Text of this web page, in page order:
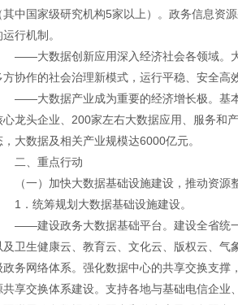
其中国家级研究机构5家以上）。政务信息资
运行机制。
——大数据创新应用深入经济社会各领域。
方协作的社会治理新模式，运行平稳、安全高
——大数据产业成为重要的经济增长极。基
心龙头企业、200家左右大数据应用、服务和
，大数据及相关产业规模达6000亿元。
二、重点行动
（一）加快大数据基础设施建设，推动资源
1．统筹规划大数据基础设施建设。
——建设政务大数据基础平台。建设全省统
及卫生健康云、教育云、文化云、版权云、
政务网络体系。强化数据中心的共享交换支
共享交换体系建设。支持各地与基础电信企